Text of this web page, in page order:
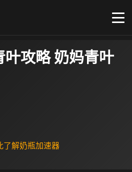
叶攻略 奶妈青叶
了解奶瓶加速器